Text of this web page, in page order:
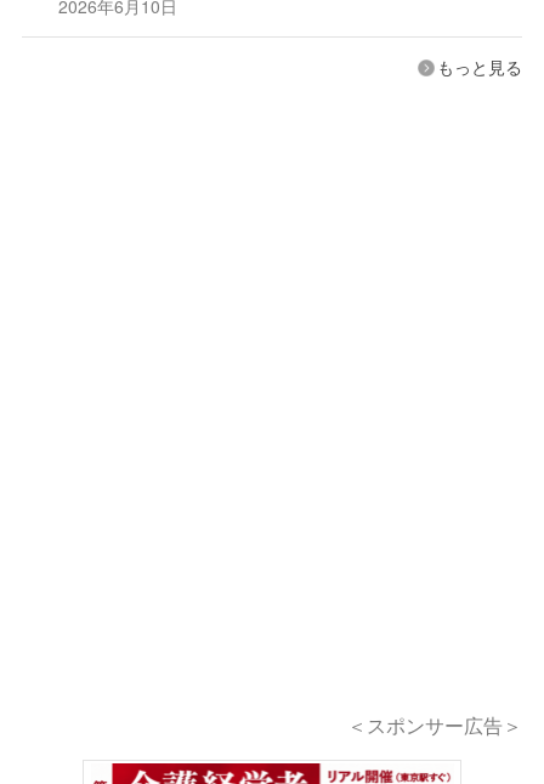
2026年6月10日
もっと見る
＜スポンサー広告＞